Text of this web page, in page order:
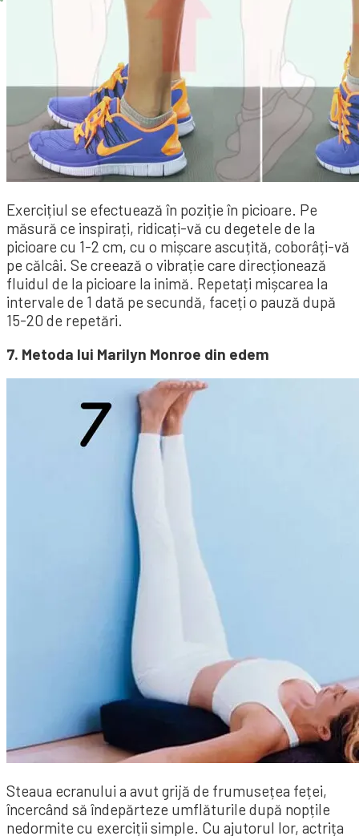
Exercițiul se efectuează în poziție în picioare. Pe
măsură ce inspirați, ridicați-vă cu degetele de la
picioare cu 1-2 cm, cu o mișcare ascuțită, coborâți-vă
pe călcâi. Se creează o vibrație care direcționează
fluidul de la picioare la inimă. Repetați mișcarea la
intervale de 1 dată pe secundă, faceți o pauză după
15-20 de repetări.
7. Metoda lui Marilyn Monroe din edem
Steaua ecranului a avut grijă de frumusețea feței,
încercând să îndepărteze umflăturile după nopțile
nedormite cu exerciții simple. Cu ajutorul lor, actrița